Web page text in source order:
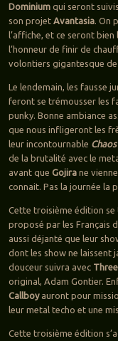
Dominium qui seront
son projet Avantasia. On
l’affiche, et ce seront bien
l’honneur de finir de
volontiers gigantesque de
Le lendemain, les fausse
feront se trémousser les
punky. Bonne ambiance
que nous infligeront les
leur incontournable
de la brutalité avec le
avant que Gojira ne
connait. Pas la journée la
Cette troisième édition se
proposé par les Français
aussi déjanté que leur
dont les show ne laissent
douceur suivra avec
original, Adam Gontier.
Callboyauront pour
leur metal techo et une
Cette troisième édition